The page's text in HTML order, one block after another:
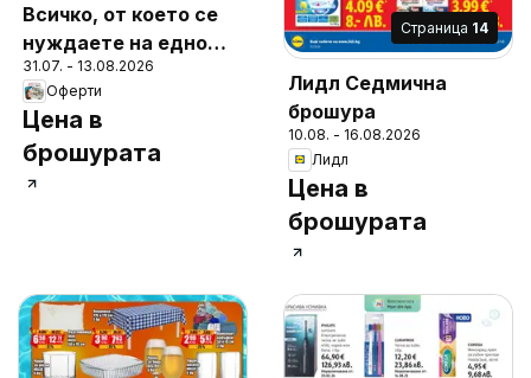
Всичко, от което се
нуждаете на едно
място в
Супермаркети
Слънчеви лъчи с
валидност до
13.08.2026
31.07. - 13.08.2026
Оферти
Цена в
брошурата
Cтраница 14
Лидл Седмична
брошура
10.08. - 16.08.2026
Лидл
Цена в
брошурата